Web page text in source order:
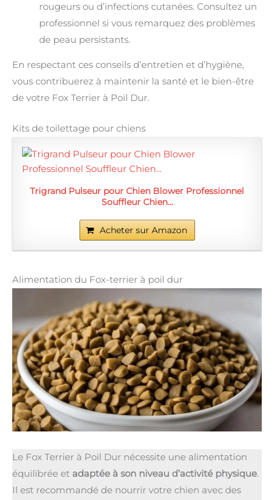
rougeurs ou d’infections cutanées. Consultez un
professionnel si vous remarquez des problèmes
de peau persistants.
En respectant ces conseils d’entretien et d’hygiène,
vous contribuerez à maintenir la santé et le bien-être
de votre Fox Terrier à Poil Dur.
Kits de toilettage pour chiens
Trigrand Pulseur pour Chien Blower Professionnel
Souffleur Chien…
Acheter sur Amazon
Alimentation du Fox-terrier à poil dur
Le Fox Terrier à Poil Dur nécessite une alimentation
équilibrée et adaptée à son niveau d’activité physique.
Il est recommandé de nourrir votre chien avec des